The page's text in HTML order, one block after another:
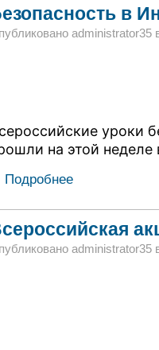
в
administrator35
уроки
на этой
Подробнее
administrator35